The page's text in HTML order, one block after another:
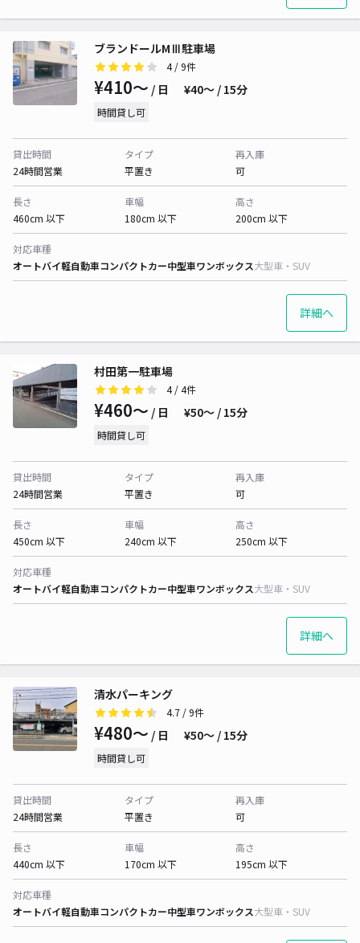
ブランドールMⅢ駐車場
4/ 9件
¥410〜 / 日 ¥40〜 / 15分
時間貸し可
貸出時間
24時間営業
タイプ
平置き
再入庫
可
長さ
460cm 以下
車幅
180cm 以下
高さ
200cm 以下
対応車種
オートバイ軽自動車コンパクトカー中型車ワンボックス大型車・SUV
詳細へ
村田第一駐車場
4/ 4件
¥460〜 / 日 ¥50〜 / 15分
時間貸し可
貸出時間
24時間営業
タイプ
平置き
再入庫
可
長さ
450cm 以下
車幅
240cm 以下
高さ
250cm 以下
対応車種
オートバイ軽自動車コンパクトカー中型車ワンボックス大型車・SUV
詳細へ
清水パーキング
4.7 / 9件
¥480〜 / 日 ¥50〜 / 15分
時間貸し可
貸出時間
24時間営業
タイプ
平置き
再入庫
可
長さ
440cm 以下
車幅
170cm 以下
高さ
195cm 以下
対応車種
オートバイ軽自動車コンパクトカー中型車ワンボックス大型車・SUV